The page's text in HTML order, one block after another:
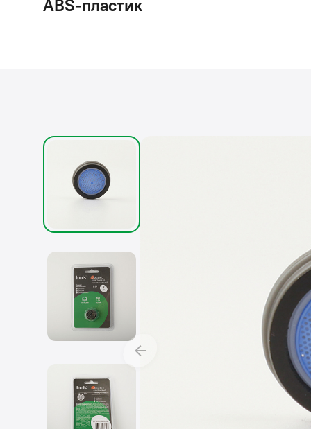
ABS-пластик